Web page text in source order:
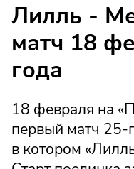
Лилль -
матч 18
года
18 февраля на
первый матч 25-
в котором